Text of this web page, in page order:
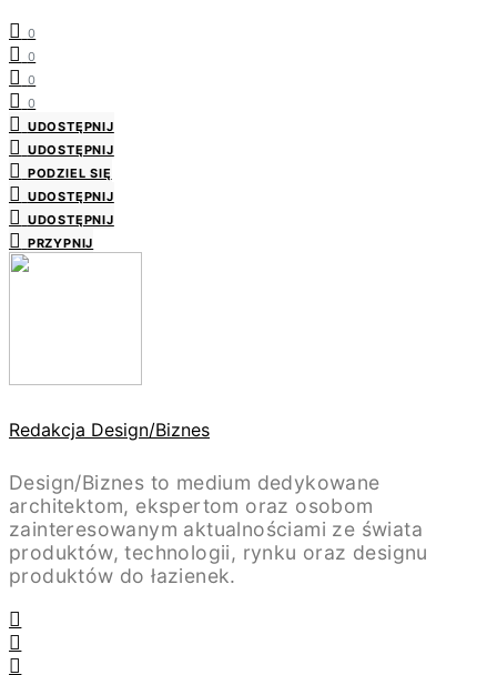
0
0
0
0
UDOSTĘPNIJ
UDOSTĘPNIJ
PODZIEL SIĘ
UDOSTĘPNIJ
UDOSTĘPNIJ
PRZYPNIJ
Redakcja Design/Biznes
Design/Biznes to medium dedykowane
architektom, ekspertom oraz osobom
zainteresowanym aktualnościami ze świata
produktów, technologii, rynku oraz designu
produktów do łazienek.